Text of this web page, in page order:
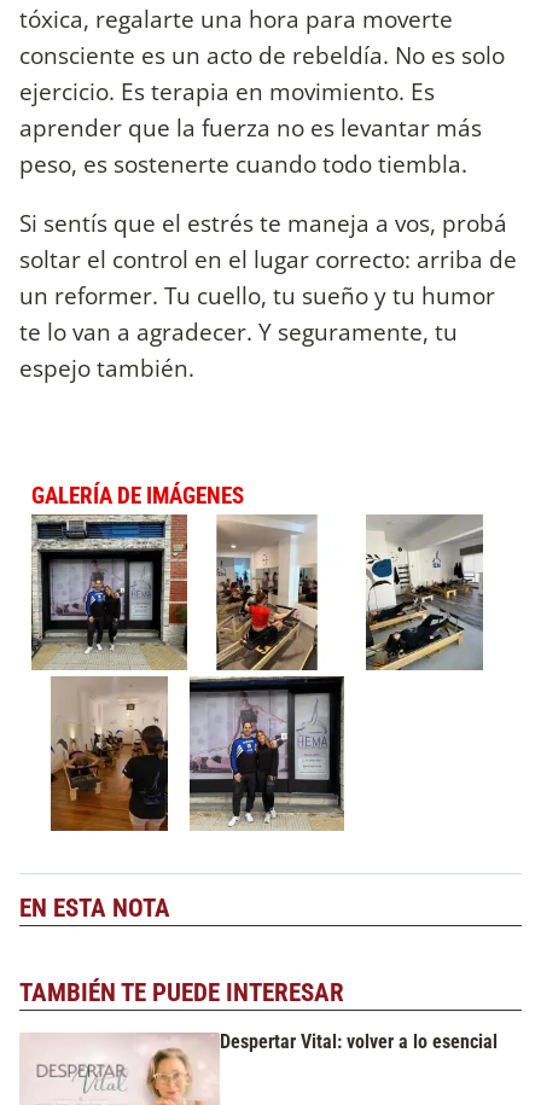
tóxica, regalarte una hora para moverte
consciente es un acto de rebeldía. No es solo
ejercicio. Es terapia en movimiento. Es
aprender que la fuerza no es levantar más
peso, es sostenerte cuando todo tiembla.
Si sentís que el estrés te maneja a vos, probá
soltar el control en el lugar correcto: arriba de
un reformer. Tu cuello, tu sueño y tu humor
te lo van a agradecer. Y seguramente, tu
espejo también.
GALERÍA DE IMÁGENES
EN ESTA NOTA
TAMBIÉN TE PUEDE INTERESAR
Despertar Vital: volver a lo esencial